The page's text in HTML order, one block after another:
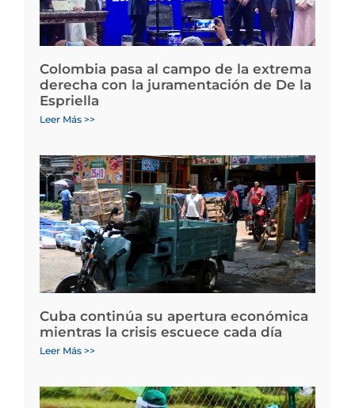
Colombia pasa al campo de la extrema
derecha con la juramentación de De la
Espriella
Leer Más >>
Cuba continúa su apertura económica
mientras la crisis escuece cada día
Leer Más >>